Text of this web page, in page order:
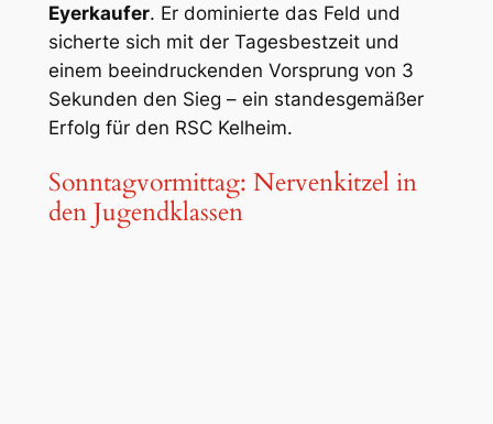
Eyerkaufer. Er dominierte das Feld und
sicherte sich mit der Tagesbestzeit und
einem beeindruckenden Vorsprung von 3
Sekunden den Sieg – ein standesgemäßer
Erfolg für den RSC Kelheim.
Sonntagvormittag: Nervenkitzel in
den Jugendklassen